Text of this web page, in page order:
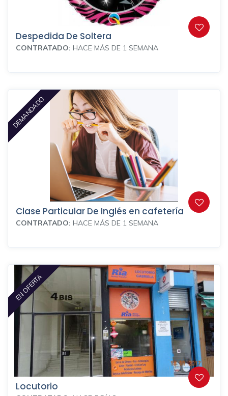
Despedida De Soltera
CONTRATADO: HACE MÁS DE 1 SEMANA
DEMANDADO
Clase Particular De Inglés en cafetería
CONTRATADO: HACE MÁS DE 1 SEMANA
EN OFERTA
Locutorio